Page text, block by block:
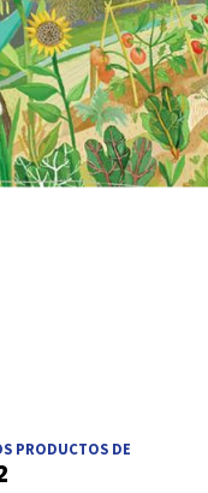
PRODUCTOS DE